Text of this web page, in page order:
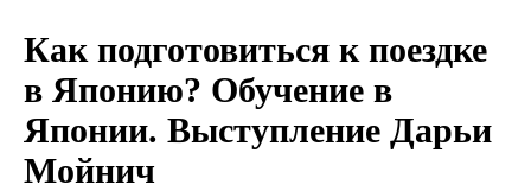
Как подготовиться к поездке
в Японию? Обучение в
Японии. Выступление Дарьи
Мойнич